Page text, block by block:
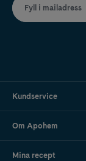
Fyll i mailadress
Kundservice
Om Apohem
Mina recept